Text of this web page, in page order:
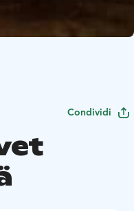
Condividi